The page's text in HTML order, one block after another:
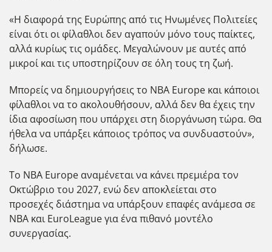
«Η διαφορά της Ευρώπης από τις Ηνωμένες Πολιτείες
είναι ότι οι φίλαθλοι δεν αγαπούν μόνο τους παίκτες,
αλλά κυρίως τις ομάδες. Μεγαλώνουν με αυτές από
μικροί και τις υποστηρίζουν σε όλη τους τη ζωή.
Μπορείς να δημιουργήσεις το NBA Europe και κάποιοι
φίλαθλοι να το ακολουθήσουν, αλλά δεν θα έχεις την
ίδια αφοσίωση που υπάρχει στη διοργάνωση τώρα. Θα
ήθελα να υπάρξει κάποιος τρόπος να συνδυαστούν»,
δήλωσε.
Το NBA Europe αναμένεται να κάνει πρεμιέρα τον
Οκτώβριο του 2027, ενώ δεν αποκλείεται στο
προσεχές διάστημα να υπάρξουν επαφές ανάμεσα σε
NBA και EuroLeague για ένα πιθανό μοντέλο
συνεργασίας.